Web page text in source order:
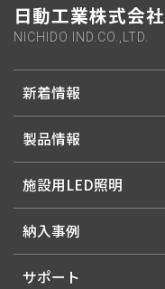
日動工業株式会社
NICHIDO IND.CO.,LTD.
新着情報
製品情報
施設用LED照明
納入事例
サポート